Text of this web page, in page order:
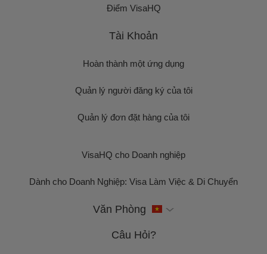
Điểm VisaHQ
Tài Khoản
Hoàn thành một ứng dụng
Quản lý người đăng ký của tôi
Quản lý đơn đặt hàng của tôi
VisaHQ cho Doanh nghiệp
Dành cho Doanh Nghiệp: Visa Làm Việc & Di Chuyển
Văn Phòng
Câu Hỏi?